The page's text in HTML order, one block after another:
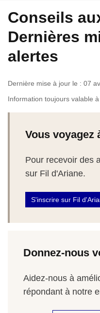
fiche
pays
Conseils
Dernières
alertes
Dernière mise à jour le : 07
Information toujours valable
Vous voyagez
Pour recevoir des
sur Fil d'Ariane.
S'inscrire sur Fil
Donnez-nous
Aidez-nous à
répondant à notre